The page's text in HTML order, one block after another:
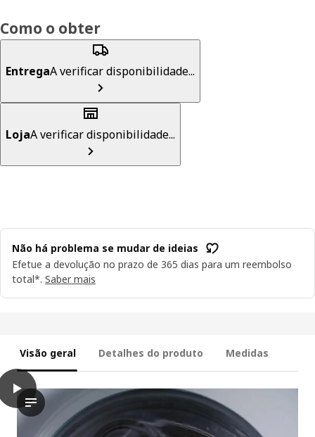
Como o obter
EntregaA verificar disponibilidade...
LojaA verificar disponibilidade...
Não há problema se mudar de ideias
Efetue a devolução no prazo de 365 dias para um reembolso
total*. Saber mais
Visão geral Detalhes do produto Medidas
play
No vídeo, vemos uma sequência de imagens que
SALTSJÖBADEN Capa p/repousa-pés, Blekinge branco